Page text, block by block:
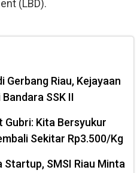
(LBD).
Gerbang Riau, Kejayaan
SSK II
Gubri: Kita Bersyukur
Sekitar Rp3.500/Kg
Startup, SMSI Riau Minta